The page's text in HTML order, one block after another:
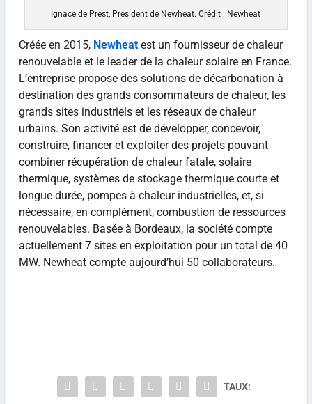
Ignace de Prest, Président de Newheat. Crédit : Newheat
Créée en 2015, Newheat est un fournisseur de chaleur
renouvelable et le leader de la chaleur solaire en France.
L’entreprise propose des solutions de décarbonation à
destination des grands consommateurs de chaleur, les
grands sites industriels et les réseaux de chaleur
urbains. Son activité est de développer, concevoir,
construire, financer et exploiter des projets pouvant
combiner récupération de chaleur fatale, solaire
thermique, systèmes de stockage thermique courte et
longue durée, pompes à chaleur industrielles, et, si
nécessaire, en complément, combustion de ressources
renouvelables. Basée à Bordeaux, la société compte
actuellement 7 sites en exploitation pour un total de 40
MW. Newheat compte aujourd’hui 50 collaborateurs.
TAUX: